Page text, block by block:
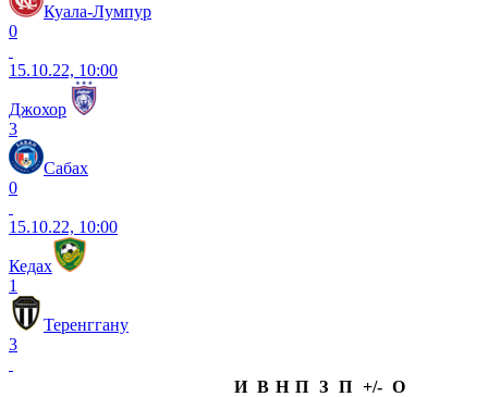
Куала-Лумпур
0
15.10.22, 10:00
Джохор
3
Сабах
0
15.10.22, 10:00
Кедах
1
Теренггану
3
И В Н П З П +/- О